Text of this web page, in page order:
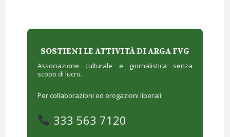
SOSTIENI LE ATTIVITÀ DI ARGA FVG
Associazione culturale e giornalistica senza
scopo di lucro.
Per collaborazioni ed erogazioni liberali:
333 563 7120